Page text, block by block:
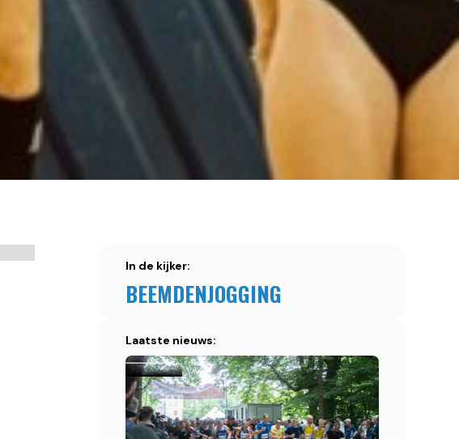
In de kijker:
BEEMDENJOGGING
Laatste nieuws: